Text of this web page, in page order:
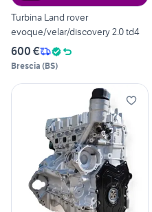
Turbina Land rover
evoque/velar/discovery 2.0 td4
600 €
Brescia (BS)